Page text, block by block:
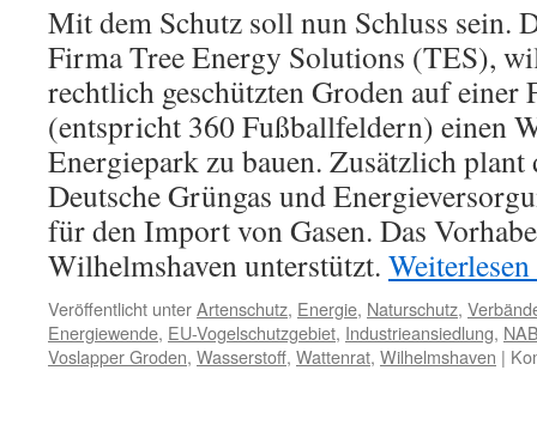
Mit dem Schutz soll nun Schluss sein.
Firma Tree Energy Solutions (TES),
rechtlich geschützten Groden auf einer
(entspricht 360 Fußballfeldern) einen
Energiepark zu bauen. Zusätzlich plant
Deutsche Grüngas und
für den Import von Gasen. Das
Wilhelmshaven unterstützt. Weiterlesen
Veröffentlicht unterArtenschutz, Energie, Naturschutz,
Energiewende, EU-Vogelschutzgebiet, Industrieansiedlung,
Voslapper Groden, Wasserstoff, Wattenrat, Wilhelmshaven |